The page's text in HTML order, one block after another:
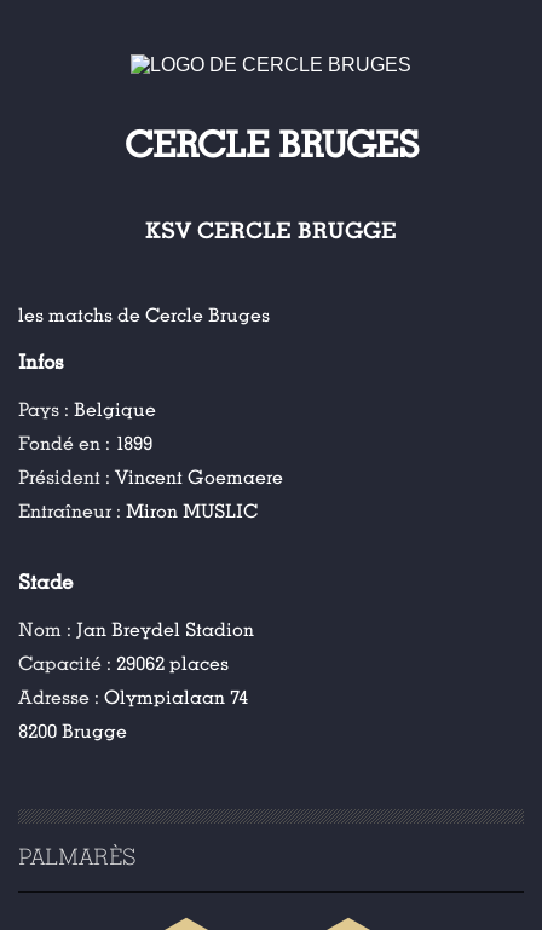
CERCLE BRUGES
KSV CERCLE BRUGGE
les matchs de Cercle Bruges
Infos
Pays : Belgique
Fondé en : 1899
Président : Vincent Goemaere
Entraîneur : Miron MUSLIC
Stade
Nom : Jan Breydel Stadion
Capacité : 29062 places
Adresse : Olympialaan 74
8200 Brugge
PALMARÈS